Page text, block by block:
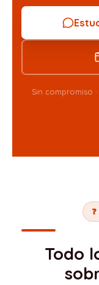
Sin compromiso
Todo